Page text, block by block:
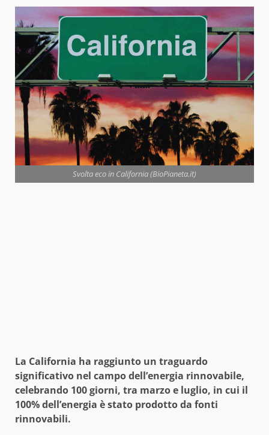
Svolta eco in California (BioPianeta.it)
La California ha raggiunto un traguardo
significativo nel campo dell’energia rinnovabile,
celebrando 100 giorni, tra marzo e luglio, in cui il
100% dell’energia è stato prodotto da fonti
rinnovabili.